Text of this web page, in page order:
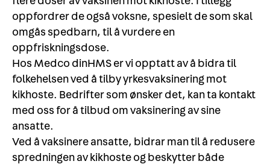
oppfordrer de også voksne, spesielt de som skal
omgås spedbarn, til å vurdere en
oppfriskningsdose.
Hos Medco dinHMS er vi opptatt av å bidra til
folkehelsen ved å tilby yrkesvaksinering mot
kikhoste. Bedrifter som ønsker det, kan ta kontakt
med oss for å tilbud om vaksinering av sine
ansatte.
Ved å vaksinere ansatte, bidrar man til å redusere
spredningen av kikhoste og beskytter både